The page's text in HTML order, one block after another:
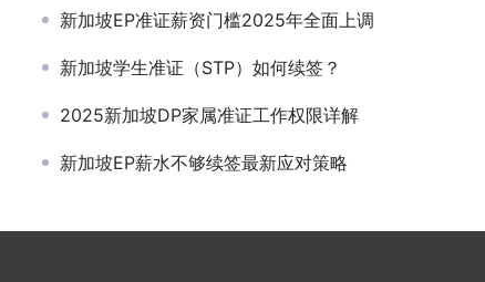
新加坡EP准证薪资门槛2025年全面上调
新加坡学生准证（STP）如何续签？
2025新加坡DP家属准证工作权限详解
新加坡EP薪水不够续签最新应对策略